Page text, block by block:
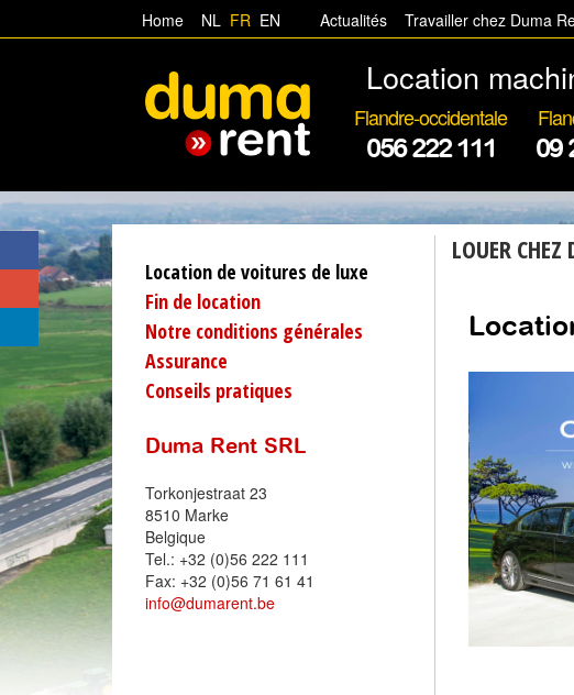
Home NL FR EN Actualités Travailler chez Duma
Location
Flandre-occidentale
056 222 111
09
Location de voitures de luxe
Fin de location
Notre conditions générales
Assurance
Conseils pratiques
Duma Rent SRL
Torkonjestraat 23
8510 Marke
Belgique
Tel.: +32 (0)56 222 111
Fax: +32 (0)56 71 61 41
info@dumarent.be
LOUER